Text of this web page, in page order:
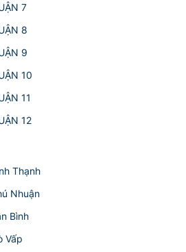
7
8
9
10
11
12
Thạnh
Nhuận
Bình
Vấp